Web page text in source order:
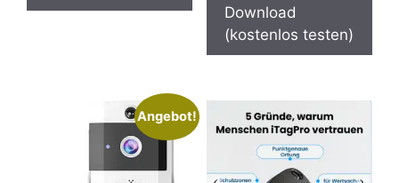
Download
(kostenlos testen)
Angebot!